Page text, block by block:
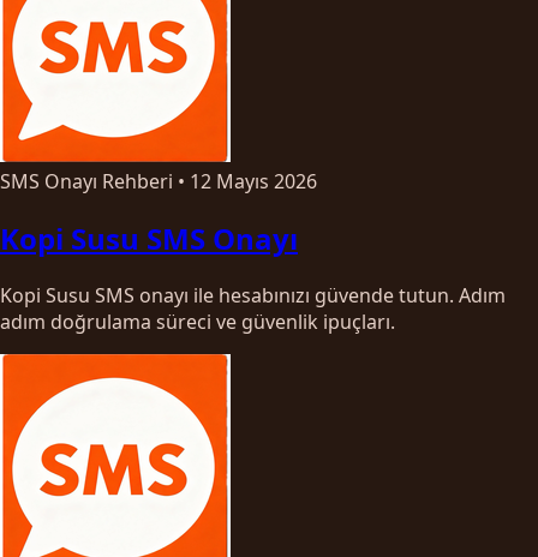
SMS Onayı Rehberi • 12 Mayıs 2026
Kopi Susu SMS Onayı
Kopi Susu SMS onayı ile hesabınızı güvende tutun. Adım
adım doğrulama süreci ve güvenlik ipuçları.